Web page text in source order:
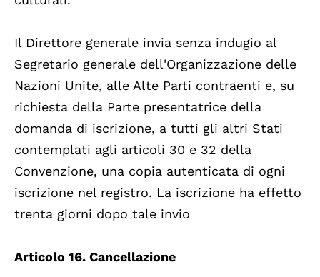
Il Direttore generale invia senza indugio al
Segretario generale dell'Organizzazione delle
Nazioni Unite, alle Alte Parti contraenti e, su
richiesta della Parte presentatrice della
domanda di iscrizione, a tutti gli altri Stati
contemplati agli articoli 30 e 32 della
Convenzione, una copia autenticata di ogni
iscrizione nel registro. La iscrizione ha effetto
trenta giorni dopo tale invio
Articolo 16. Cancellazione